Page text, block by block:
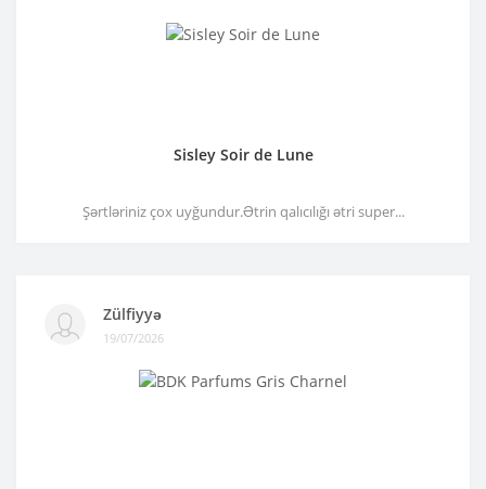
Sisley Soir de Lune
Şərtləriniz çox uyğundur.Ətrin qalıcılığı ətri super...
Zülfiyyə
19/07/2026